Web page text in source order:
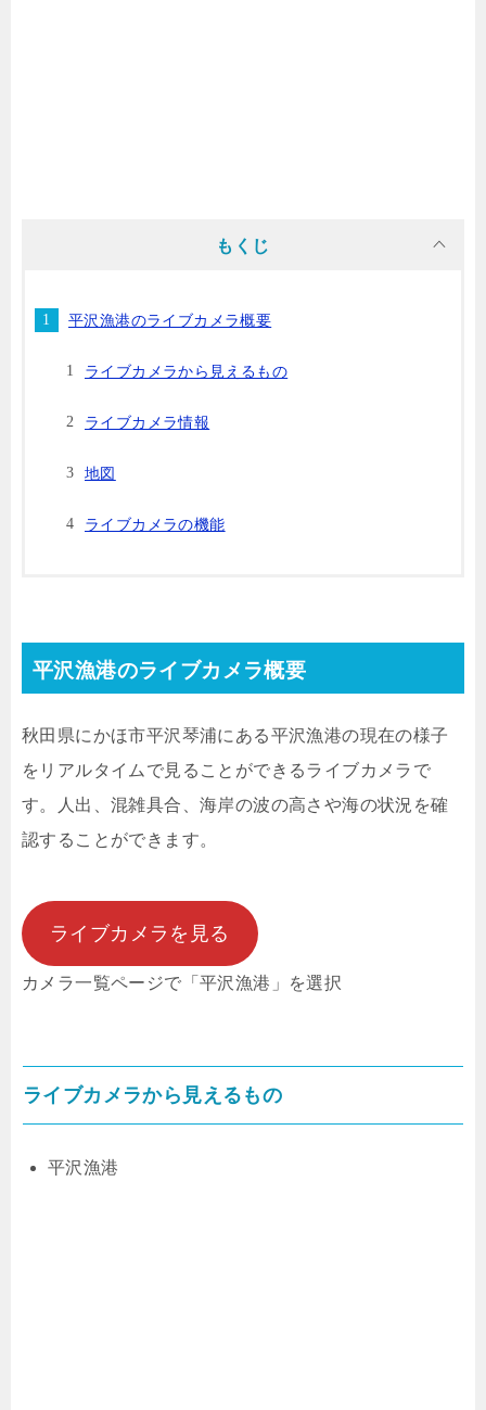
もくじ
平沢漁港のライブカメラ概要
ライブカメラから見えるもの
ライブカメラ情報
地図
ライブカメラの機能
平沢漁港のライブカメラ概要
秋田県にかほ市平沢琴浦にある平沢漁港の現在の様子
をリアルタイムで見ることができるライブカメラで
す。人出、混雑具合、海岸の波の高さや海の状況を確
認することができます。
ライブカメラを見る
カメラ一覧ページで「平沢漁港」を選択
ライブカメラから見えるもの
平沢漁港